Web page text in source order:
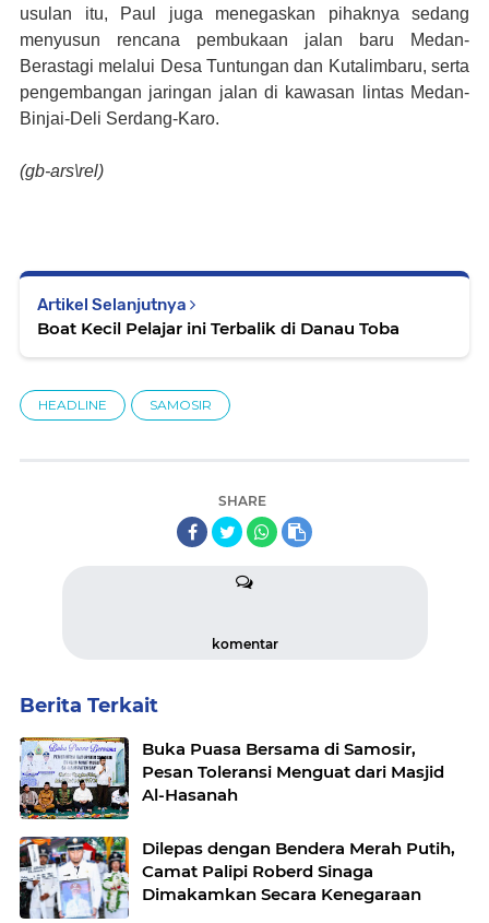
usulan itu, Paul juga menegaskan pihaknya sedang
menyusun rencana pembukaan jalan baru Medan-
Berastagi melalui Desa Tuntungan dan Kutalimbaru, serta
pengembangan jaringan jalan di kawasan lintas Medan-
Binjai-Deli Serdang-Karo.
(gb-ars\rel)
Artikel Selanjutnya
Boat Kecil Pelajar ini Terbalik di Danau Toba
HEADLINE SAMOSIR
SHARE
komentar
Berita Terkait
Buka Puasa Bersama di Samosir,
Pesan Toleransi Menguat dari Masjid
Al-Hasanah
Dilepas dengan Bendera Merah Putih,
Camat Palipi Roberd Sinaga
Dimakamkan Secara Kenegaraan